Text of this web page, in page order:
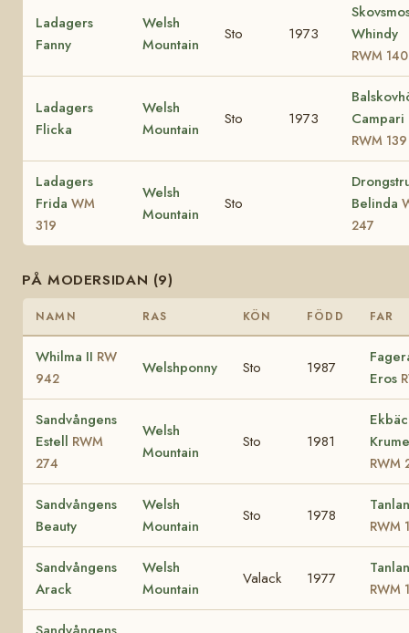
Ladagers
Fanny
Welsh
Mountain
Sto 1973
Whindy
RWM 140
Ladagers
Flicka
Welsh
Mountain
Sto 1973
Campari
RWM 139
Ladagers
Frida WM
319
Welsh
Mountain
Sto
Belinda
247
PÅ MODERSIDAN (9)
NAMN RAS KÖN FÖDD FAR
Whilma II RW
942
Welshponny Sto 1987
Eros
Sandvångens
Estell RWM
274
Welsh
Mountain
Sto 1981
RWM
Sandvångens
Beauty
Welsh
Mountain
Sto 1978
RWM
Sandvångens
Arack
Welsh
Mountain
Valack 1977
RWM